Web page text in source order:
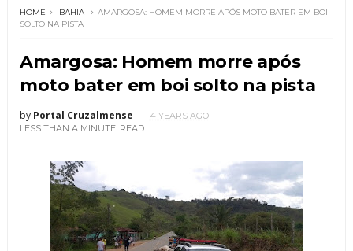
HOME BAHIA
AMARGOSA: HOMEM MORRE APÓS MOTO BATER EM BOI
SOLTO NA PISTA
Amargosa: Homem morre após
moto bater em boi solto na pista
by Portal Cruzalmense
4 YEARS AGO
LESS THAN A MINUTE READ